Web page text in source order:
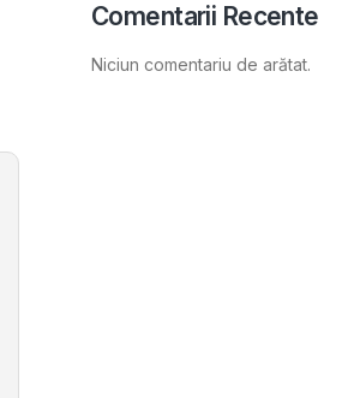
Comentarii Recente
Niciun comentariu de arătat.